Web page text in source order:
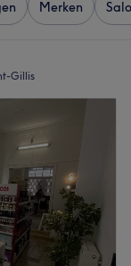
Merken
Gillis